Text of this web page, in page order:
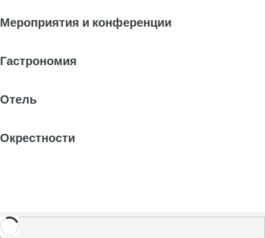
Мероприятия и конференции
Гастрономия
Отель
Окрестности